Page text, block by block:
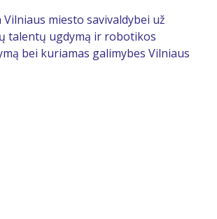
Vilniaus miesto savivaldybei už
talentų ugdymą ir robotikos
bei kuriamas galimybes Vilniaus